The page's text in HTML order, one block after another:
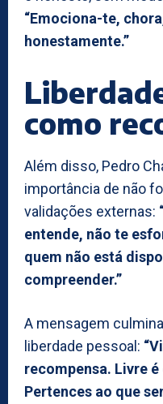
“Emociona-te,
honestamente.”
como
Além disso, Pedro
importância de não
validações externas:
entende, não te
quem não está
compreender.”
A mensagem
liberdade pessoal:
recompensa. Livre
Pertences ao que